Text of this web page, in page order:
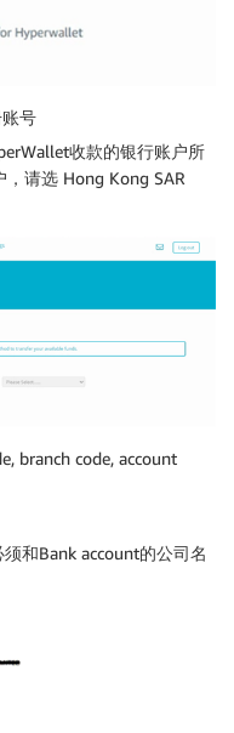
号
收款的银行账户所
请选 Hong Kong SAR
branch code, account
和Bank account的公司名